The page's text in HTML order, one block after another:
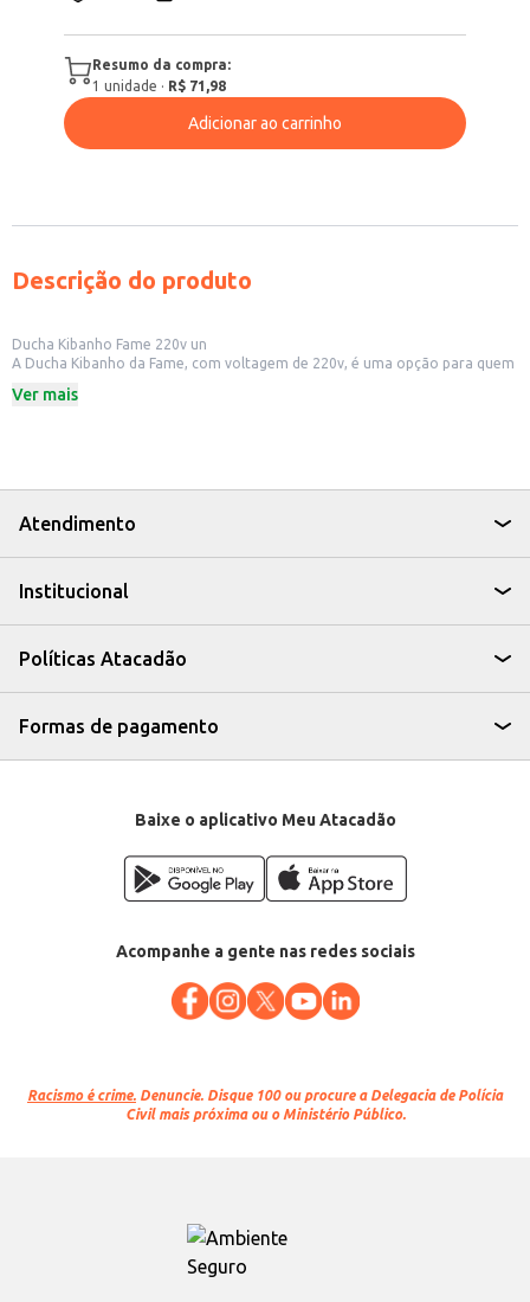
Resumo da compra:
1 unidade · R$ 71,98
Adicionar ao carrinho
Descrição do produto
Ducha Kibanho Fame 220v un
A Ducha Kibanho da Fame, com voltagem de 220v, é uma opção para quem
para uso doméstico, a ducha é projetada para proporcionar conforto e
funcionamento do produto.
Aproveite a água aquecida para um banho mais relaxante e agradável.
A Ducha Kibanho Fame 220v é uma solução prática para aquecer a água do
Ver mais
Atendimento
Institucional
Políticas Atacadão
Formas de pagamento
Baixe o aplicativo Meu Atacadão
Acompanhe a gente nas redes sociais
Racismo é crime. Denuncie. Disque 100 ou procure a Delegacia de Polícia
Civil mais próxima ou o Ministério Público.